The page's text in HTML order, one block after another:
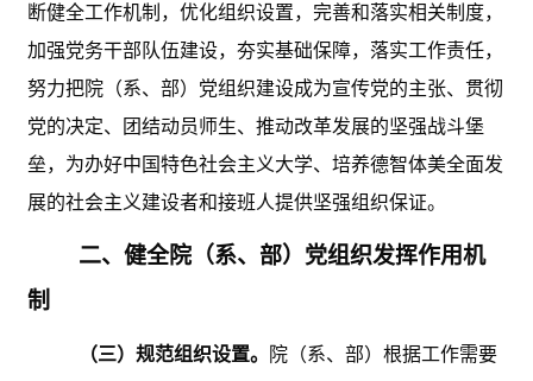
断健全工作机制，优化组织设置，完善和落实相关制度，
加强党务干部队伍建设，夯实基础保障，落实工作责任，
努力把院（系、部）党组织建设成为宣传党的主张、贯彻
党的决定、团结动员师生、推动改革发展的坚强战斗堡
垒，为办好中国特色社会主义大学、培养德智体美全面发
展的社会主义建设者和接班人提供坚强组织保证。
二、健全院（系、部）党组织发挥作用机
制
（三）规范组织设置。
院（系、部）根据工作需要